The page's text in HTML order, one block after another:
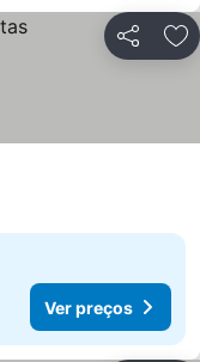
Partilhar
Ver preços